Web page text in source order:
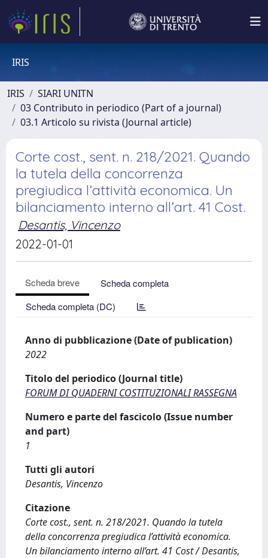
IRIS
IRIS
SIARI UNITN
03 Contributo in periodico (Part of a journal)
03.1 Articolo su rivista (Journal article)
Corte cost., sent. n. 218/2021. Quando
la tutela della concorrenza
pregiudica l’attività economica. Un
bilanciamento interno all’art. 41 Cost.
Desantis, Vincenzo
2022-01-01
Scheda breve
Scheda completa
Scheda completa (DC)
Anno di pubblicazione (Date of publication)
2022
Titolo del periodico (Journal title)
FORUM DI QUADERNI COSTITUZIONALI RASSEGNA
Numero e parte del fascicolo (Issue number
and part)
1
Tutti gli autori
Desantis, Vincenzo
Citazione
Corte cost., sent. n. 218/2021. Quando la tutela
della concorrenza pregiudica l’attività economica.
Un bilanciamento interno all’art. 41 Cost / Desantis,